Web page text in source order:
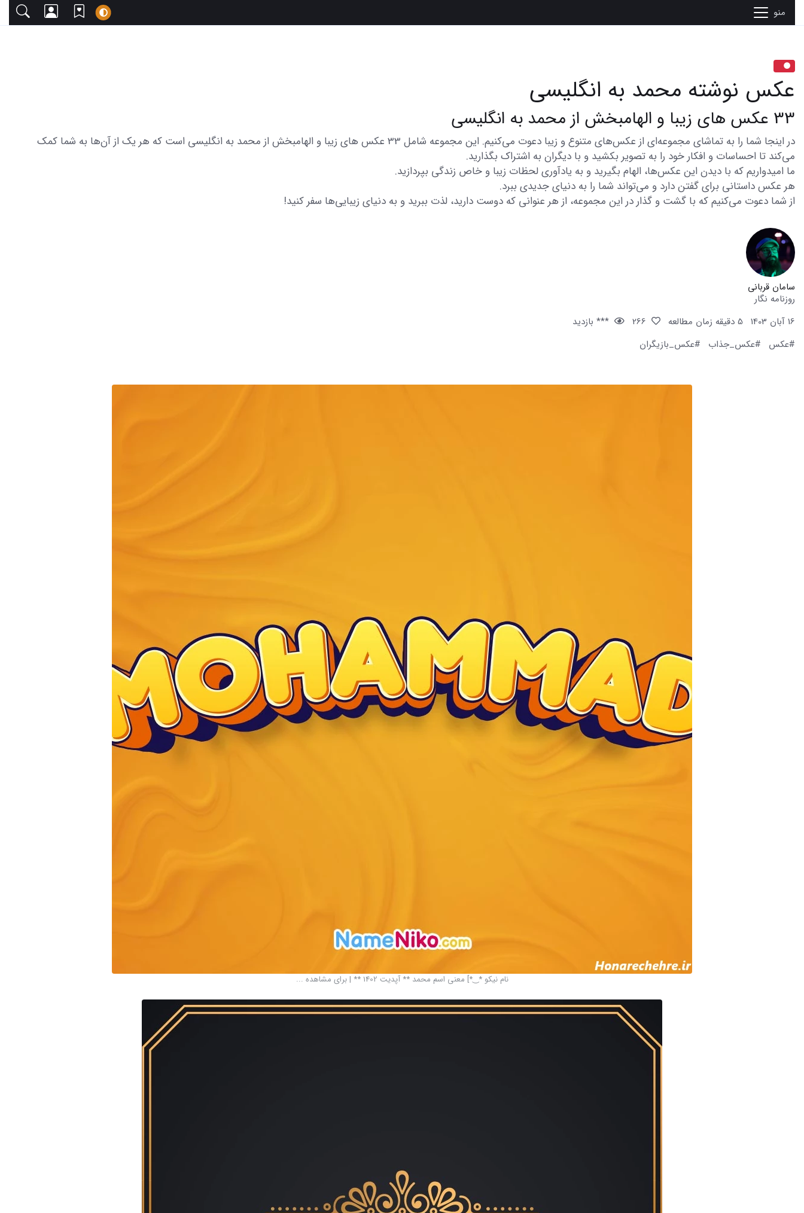
منو
عکس نوشته محمد به انگلیسی
33 عکس های زیبا و الهامبخش از محمد به انگلیسی
در اینجا شما را به تماشای مجموعه‌ای از عکس‌های متنوع و زیبا دعوت می‌کنیم. این مجموعه شامل 33 عکس های زیبا و الهامبخش از محمد به انگلیسی است که هر یک از آن‌ها به شما کمک
می‌کند تا احساسات و افکار خود را به تصویر بکشید و با دیگران به اشتراک بگذارید.
ما امیدواریم که با دیدن این عکس‌ها، الهام بگیرید و به یادآوری لحظات زیبا و خاص زندگی بپردازید.
هر عکس داستانی برای گفتن دارد و می‌تواند شما را به دنیای جدیدی ببرد.
از شما دعوت می‌کنیم که با گشت و گذار در این مجموعه، از هر عنوانی که دوست دارید، لذت ببرید و به دنیای زیبایی‌ها سفر کنید!
سامان قربانی
روزنامه نگار
16 آبان 1403
5 دقیقه زمان مطالعه
*** بازدید
#عکس
#عکس_جذاب #عکس_بازیگران
نام نیکو *‿*] معنی اسم محمد ** آپدیت 1402 ** | برای مشاهده ...